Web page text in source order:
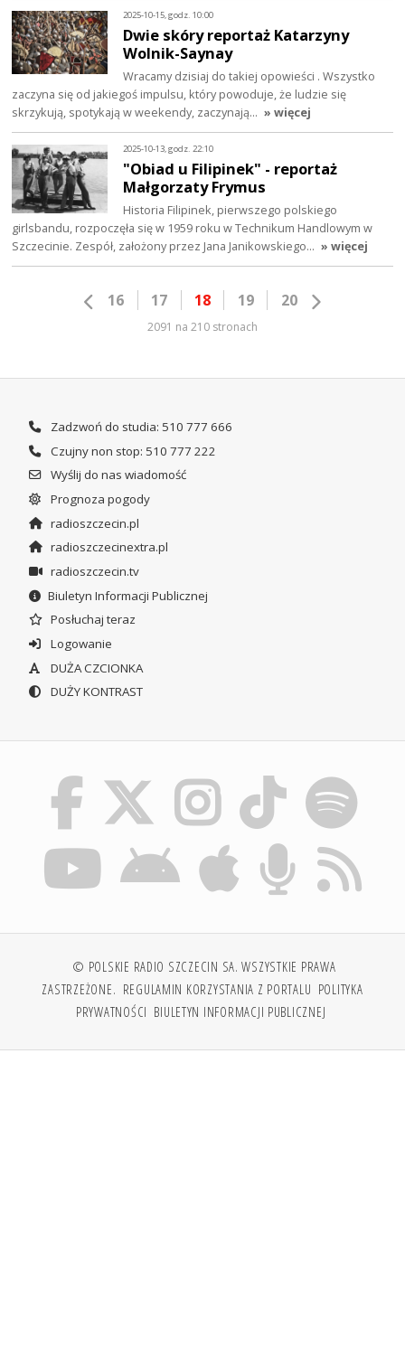
2025-10-15, godz. 10:00
Dwie skóry reportaż Katarzyny
Wolnik-Saynay
Wracamy dzisiaj do takiej opowieści . Wszystko
zaczyna się od jakiegoś impulsu, który powoduje, że ludzie się
skrzykują, spotykają w weekendy, zaczynają… » więcej
2025-10-13, godz. 22:10
"Obiad u Filipinek" - reportaż
Małgorzaty Frymus
Historia Filipinek, pierwszego polskiego
girlsbandu, rozpoczęła się w 1959 roku w Technikum Handlowym w
Szczecinie. Zespół, założony przez Jana Janikowskiego… » więcej
16 17 18 19 20
2091 na 210 stronach
Zadzwoń do studia: 510 777 666
Czujny non stop: 510 777 222
Wyślij do nas wiadomość
Prognoza pogody
radioszczecin.pl
radioszczecinextra.pl
radioszczecin.tv
Biuletyn Informacji Publicznej
Posłuchaj teraz
Logowanie
DUŻA CZCIONKA
DUŻY KONTRAST
© POLSKIE RADIO SZCZECIN SA. WSZYSTKIE PRAWA
ZASTRZEŻONE. REGULAMIN KORZYSTANIA Z PORTALU POLITYKA
PRYWATNOŚCI BIULETYN INFORMACJI PUBLICZNEJ